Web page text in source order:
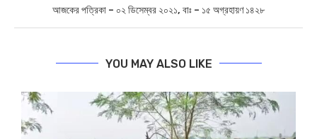
আজকের পত্রিকা – ০২ ডিসেম্বর ২০২১, বাঃ – ১৫ অগ্রহায়ণ ১৪২৮
YOU MAY ALSO LIKE